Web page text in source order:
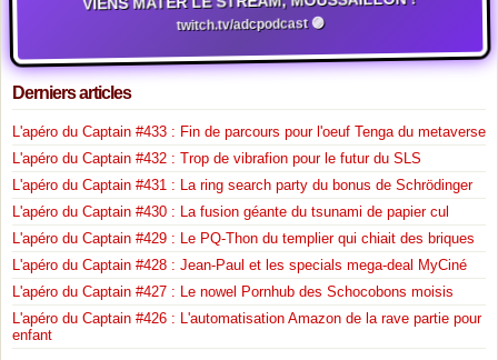
twitch.tv/adcpodcast 🟣
Derniers articles
L'apéro du Captain #433 : Fin de parcours pour l'oeuf Tenga du metaverse
L'apéro du Captain #432 : Trop de vibrafion pour le futur du SLS
L'apéro du Captain #431 : La ring search party du bonus de Schrödinger
L'apéro du Captain #430 : La fusion géante du tsunami de papier cul
L'apéro du Captain #429 : Le PQ-Thon du templier qui chiait des briques
L'apéro du Captain #428 : Jean-Paul et les specials mega-deal MyCiné
L'apéro du Captain #427 : Le nowel Pornhub des Schocobons moisis
L'apéro du Captain #426 : L'automatisation Amazon de la rave partie pour
enfant